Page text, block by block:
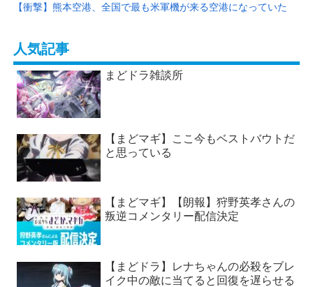
【衝撃】熊本空港、全国で最も米軍機が来る空港になっていた
人気記事
まどドラ雑談所
【まどマギ】ここ今もベストバウトだ
と思っている
【まどマギ】【朗報】狩野英孝さんの
叛逆コメンタリー配信決定
【まどドラ】レナちゃんの必殺をブレ
イク中の敵に当てると回復を遅らせる